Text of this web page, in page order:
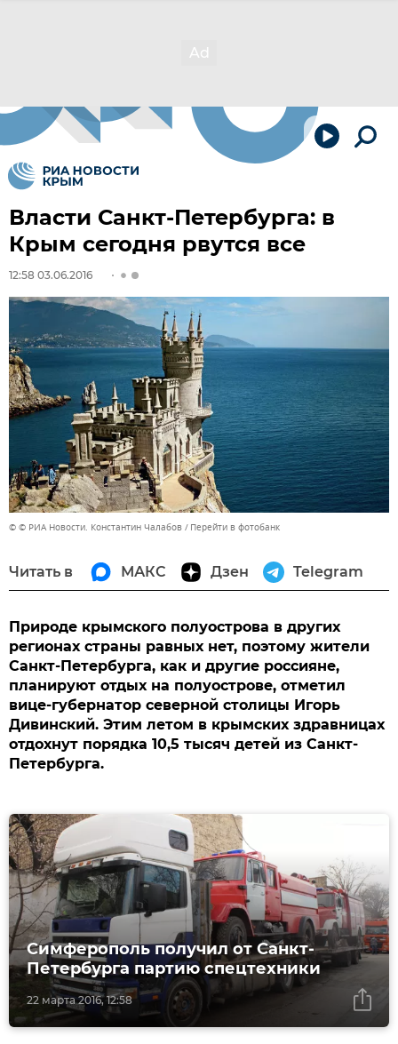
Власти Санкт-Петербурга: в
Крым сегодня рвутся все
12:58 03.06.2016
© © РИА Новости. Константин Чалабов Перейти в фотобанк
Читать в МАКС Дзен Telegram
Природе крымского полуострова в других
регионах страны равных нет, поэтому жители
Санкт-Петербурга, как и другие россияне,
планируют отдых на полуострове, отметил
вице-губернатор северной столицы Игорь
Дивинский. Этим летом в крымских здравницах
отдохнут порядка 10,5 тысяч детей из Санкт-
Петербурга.
22 марта 2016, 12:58
Симферополь получил от Санкт-
Петербурга партию спецтехники